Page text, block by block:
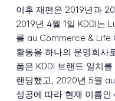
이후 재편은 2019년과
2019년 4월 1일 KDDI는
를 au Commerce & Life
활동을 하나의 운영회사
폼은 KDDI 브랜드 일치
랜딩했고, 2020년 5월
성공에 따라 현재 이름